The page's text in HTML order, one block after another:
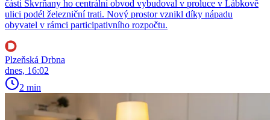
části Skvrňany ho centrální obvod vybudoval v proluce v Lábkově
ulici podél železniční trati. Nový prostor vznikl díky nápadu
obyvatel v rámci participativního rozpočtu.
Plzeňská Drbna
dnes, 16:02
2 min